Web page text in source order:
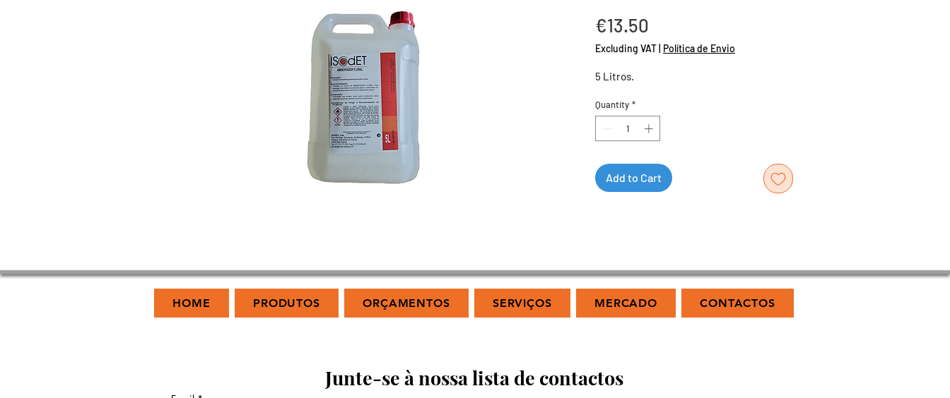
€13.50
Excluding VAT Política de Envio
5 Litros.
Quantity *
Add to Cart
HOME PRODUTOS ORÇAMENTOS SERVIÇOS MERCADO CONTACTOS
Junte-se à nossa lista de contactos